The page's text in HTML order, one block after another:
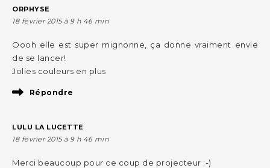
ORPHYSE
18 février 2015 à 9 h 46 min
Oooh elle est super mignonne, ça donne vraiment envie
de se lancer!
Jolies couleurs en plus
Répondre
LULU LA LUCETTE
18 février 2015 à 9 h 46 min
Merci beaucoup pour ce coup de projecteur ;-)